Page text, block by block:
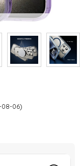
15 Pro Skal CH
08-06)